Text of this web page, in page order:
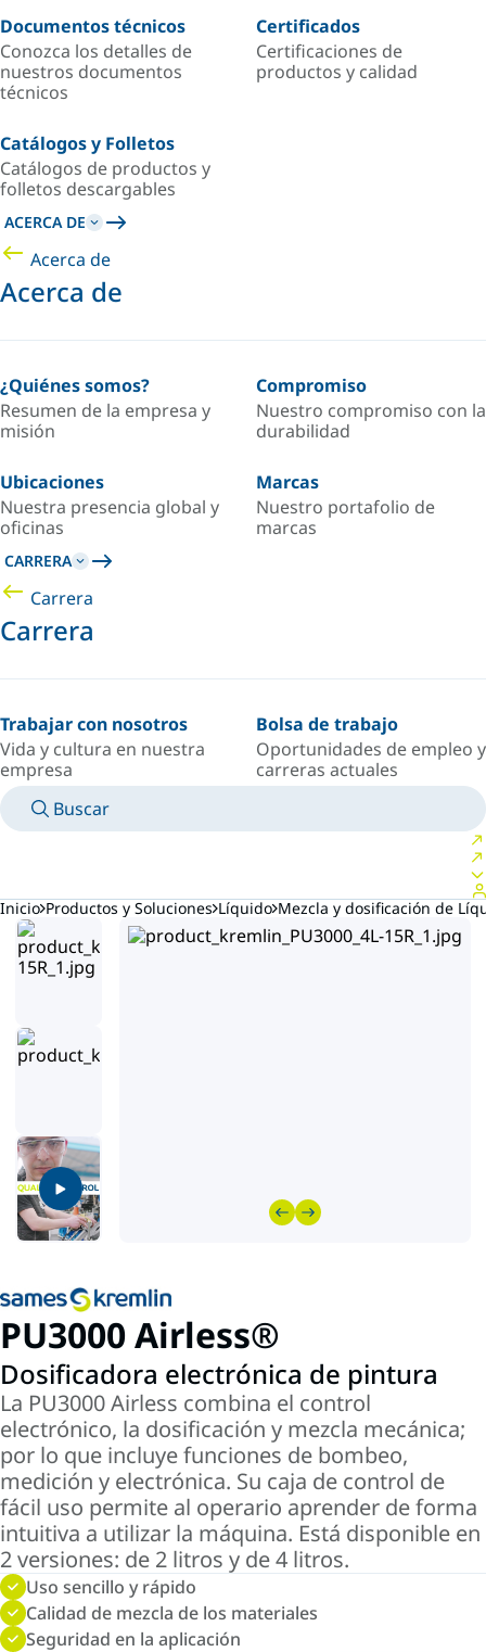
Documentos técnicos
Conozca los detalles de
nuestros documentos
técnicos
Certificados
Certificaciones de
productos y calidad
Catálogos y Folletos
Catálogos de productos y
folletos descargables
ACERCA DE
Acerca de
Acerca de
¿Quiénes somos?
Resumen de la empresa y
misión
Compromiso
Nuestro compromiso con la
durabilidad
Ubicaciones
Nuestra presencia global y
oficinas
Marcas
Nuestro portafolio de
marcas
CARRERA
Carrera
Carrera
Trabajar con nosotros
Vida y cultura en nuestra
empresa
Bolsa de trabajo
Oportunidades de empleo y
carreras actuales
Buscar
Inicio Productos y Soluciones Líquido Mezcla y dosificación de
PU3000 Airless®
Dosificadora electrónica de pintura
La PU3000 Airless combina el control
electrónico, la dosificación y mezcla mecánica;
por lo que incluye funciones de bombeo,
medición y electrónica. Su caja de control de
fácil uso permite al operario aprender de forma
intuitiva a utilizar la máquina. Está disponible en
2 versiones: de 2 litros y de 4 litros.
Uso sencillo y rápido
Calidad de mezcla de los materiales
Seguridad en la aplicación